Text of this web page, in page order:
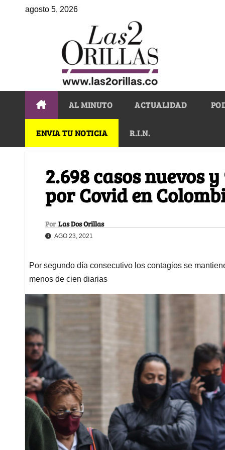
agosto 5, 2026
AL MINUTO ACTUALIDAD
ENVIA TU NOTICIA R.I.N.
2.698 casos nuevos
por Covid en
Por Las Dos Orillas
AGO 23, 2021
Por segundo día consecutivo los contagios se
menos de cien diarias